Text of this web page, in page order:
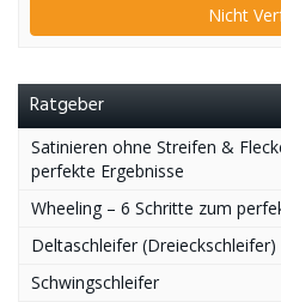
Nicht
Ratgeber
Satinieren ohne Streifen &
perfekte Ergebnisse
Wheeling – 6 Schritte zum
Deltaschleifer (Dreieckschleifer)
Schwingschleifer